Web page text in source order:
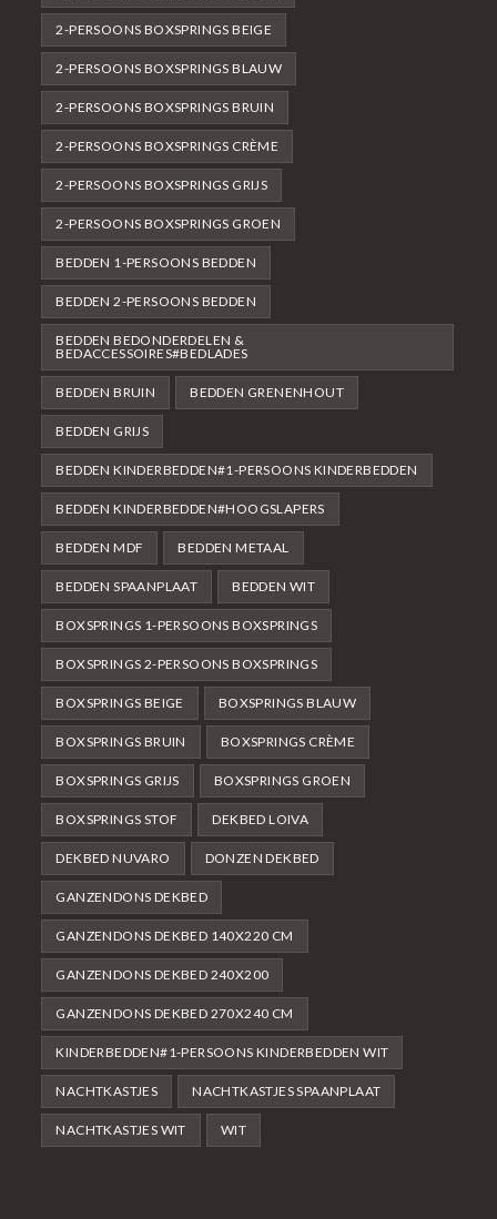
2-PERSOONS BOXSPRINGS BEIGE
2-PERSOONS BOXSPRINGS BLAUW
2-PERSOONS BOXSPRINGS BRUIN
2-PERSOONS BOXSPRINGS CRÈME
2-PERSOONS BOXSPRINGS GRIJS
2-PERSOONS BOXSPRINGS GROEN
BEDDEN 1-PERSOONS BEDDEN
BEDDEN 2-PERSOONS BEDDEN
BEDDEN BEDONDERDELEN &
BEDACCESSOIRES#BEDLADES
BEDDEN BRUIN BEDDEN GRENENHOUT
BEDDEN GRIJS
BEDDEN KINDERBEDDEN#1-PERSOONS KINDERBEDDEN
BEDDEN KINDERBEDDEN#HOOGSLAPERS
BEDDEN MDF BEDDEN METAAL
BEDDEN SPAANPLAAT BEDDEN WIT
BOXSPRINGS 1-PERSOONS BOXSPRINGS
BOXSPRINGS 2-PERSOONS BOXSPRINGS
BOXSPRINGS BEIGE BOXSPRINGS BLAUW
BOXSPRINGS BRUIN BOXSPRINGS CRÈME
BOXSPRINGS GRIJS BOXSPRINGS GROEN
BOXSPRINGS STOF DEKBED LOIVA
DEKBED NUVARO DONZEN DEKBED
GANZENDONS DEKBED
GANZENDONS DEKBED 140X220 CM
GANZENDONS DEKBED 240X200
GANZENDONS DEKBED 270X240 CM
KINDERBEDDEN#1-PERSOONS KINDERBEDDEN WIT
NACHTKASTJES NACHTKASTJES SPAANPLAAT
NACHTKASTJES WIT WIT